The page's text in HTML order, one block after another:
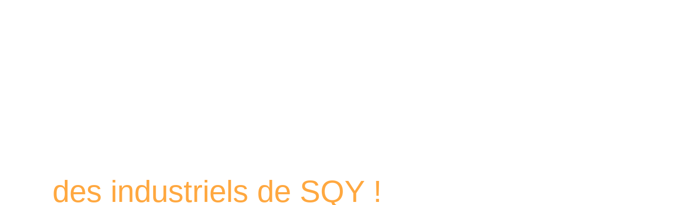
des industriels de SQY !